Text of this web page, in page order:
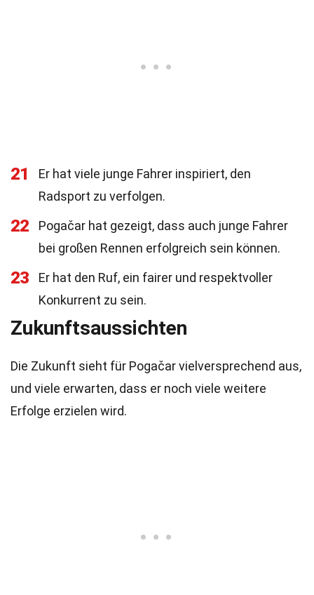
21
Er hat viele junge Fahrer inspiriert, den
Radsport zu verfolgen.
22
Pogačar hat gezeigt, dass auch junge Fahrer
bei großen Rennen erfolgreich sein können.
23
Er hat den Ruf, ein fairer und respektvoller
Konkurrent zu sein.
Zukunftsaussichten
Die Zukunft sieht für Pogačar vielversprechend aus,
und viele erwarten, dass er noch viele weitere
Erfolge erzielen wird.